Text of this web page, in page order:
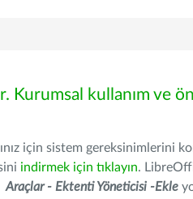
kullanım ve
için sistem gereksinimlerini
indirmek için tıklayın.
Araçlar - Ektenti Yöneticisi -Ekle